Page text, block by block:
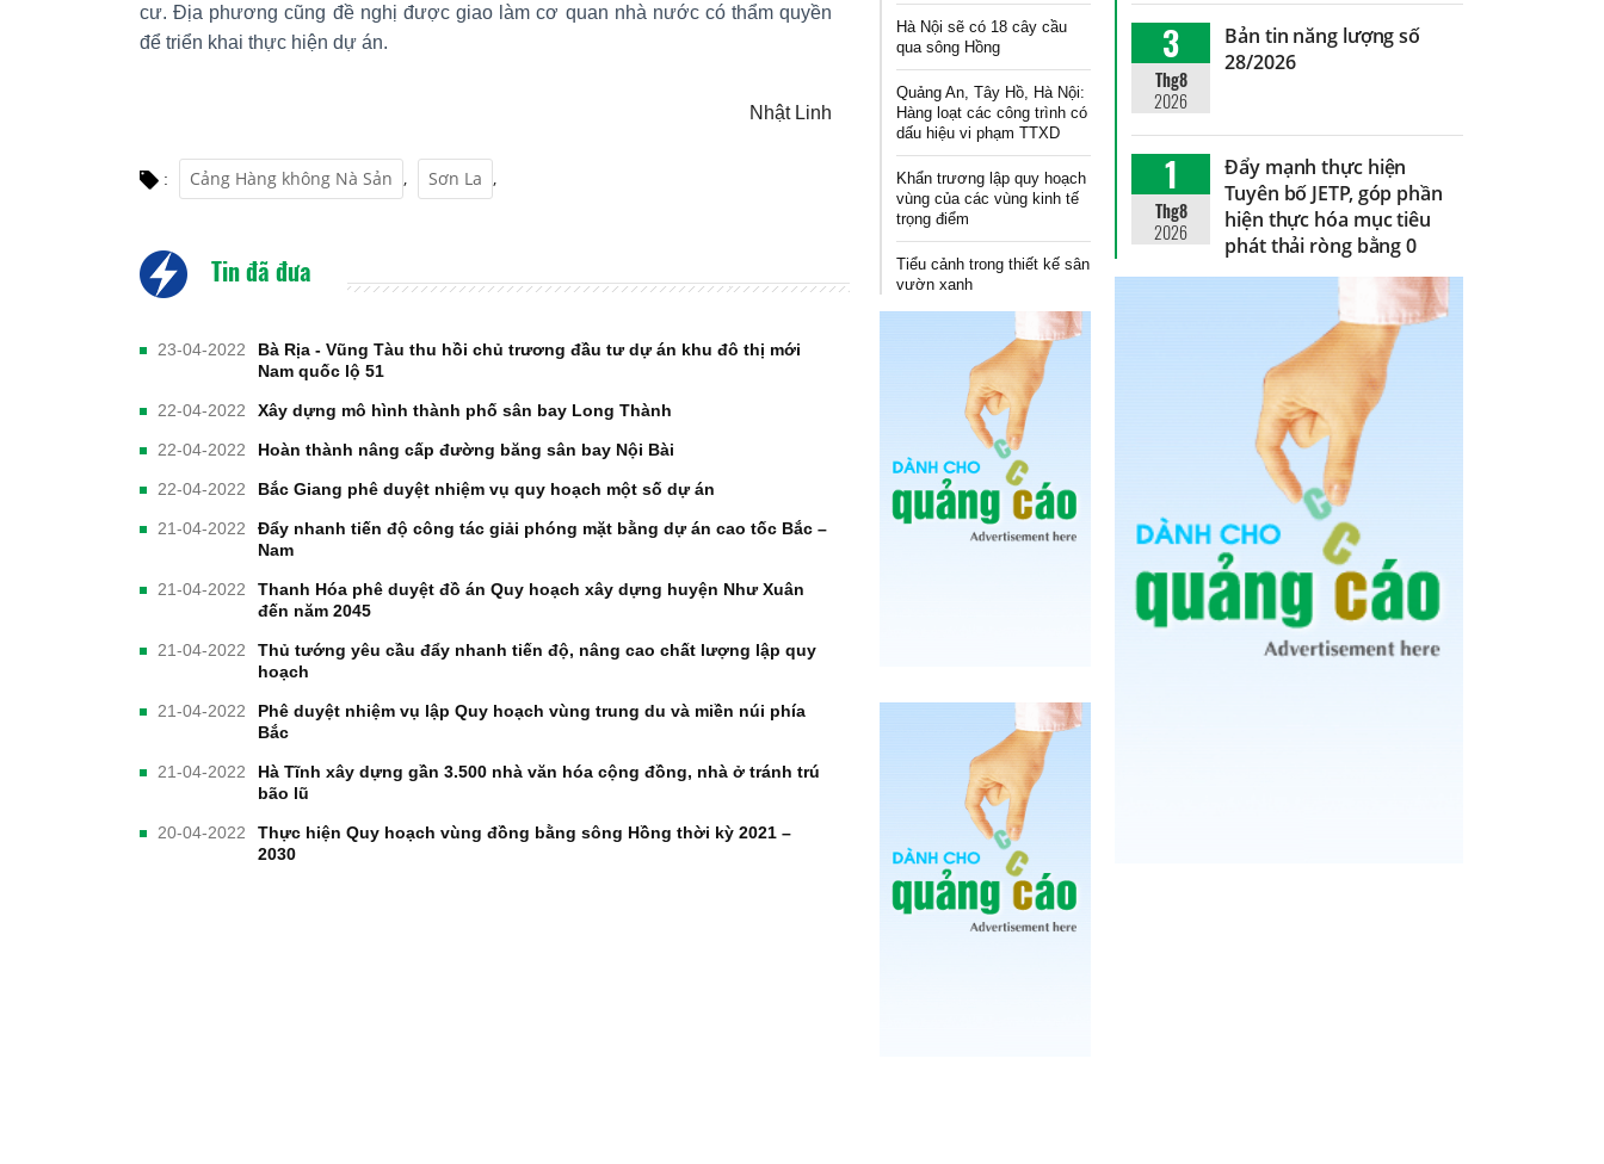
cư. Địa phương cũng đề nghị được giao làm cơ quan nhà nước có thẩm quyền
để triển khai thực hiện dự án.
Nhật Linh
: Cảng Hàng không Nà Sản , Sơn La ,
Tin đã đưa
23-04-2022
Bà Rịa - Vũng Tàu thu hồi chủ trương đầu tư dự án khu đô thị mới
Nam quốc lộ 51
22-04-2022 Xây dựng mô hình thành phố sân bay Long Thành
22-04-2022 Hoàn thành nâng cấp đường băng sân bay Nội Bài
22-04-2022 Bắc Giang phê duyệt nhiệm vụ quy hoạch một số dự án
21-04-2022
Đẩy nhanh tiến độ công tác giải phóng mặt bằng dự án cao tốc Bắc –
Nam
21-04-2022
Thanh Hóa phê duyệt đồ án Quy hoạch xây dựng huyện Như Xuân
đến năm 2045
21-04-2022
Thủ tướng yêu cầu đẩy nhanh tiến độ, nâng cao chất lượng lập quy
hoạch
21-04-2022
Phê duyệt nhiệm vụ lập Quy hoạch vùng trung du và miền núi phía
Bắc
21-04-2022
Hà Tĩnh xây dựng gần 3.500 nhà văn hóa cộng đồng, nhà ở tránh trú
bão lũ
20-04-2022
Thực hiện Quy hoạch vùng đồng bằng sông Hồng thời kỳ 2021 –
2030
Hà Nội sẽ có 18 cây cầu
qua sông Hồng
Quảng An, Tây Hồ, Hà Nội:
Hàng loạt các công trình có
dấu hiệu vi phạm TTXD
Khẩn trương lập quy hoạch
vùng của các vùng kinh tế
trọng điểm
Tiểu cảnh trong thiết kế sân
vườn xanh
3
Thg8
2026
Bản tin năng lượng số
28/2026
1
Thg8
2026
Đẩy mạnh thực hiện
Tuyên bố JETP, góp phần
hiện thực hóa mục tiêu
phát thải ròng bằng 0